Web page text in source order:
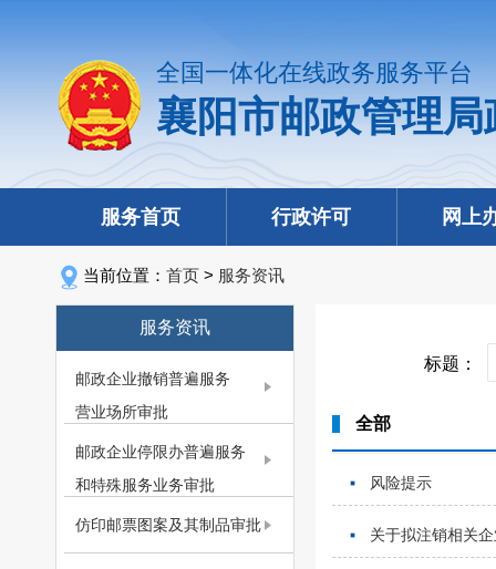
全国一体化在线政务服务平台
襄阳市邮政管理
服务首页 行政许可 网上
当前位置： 首页 > 服务资讯
服务资讯
邮政企业撤销普遍服务
营业场所审批
邮政企业停限办普遍服务
和特殊服务业务审批
仿印邮票图案及其制品审批
标题：
全部
风险提示
关于拟注销相关